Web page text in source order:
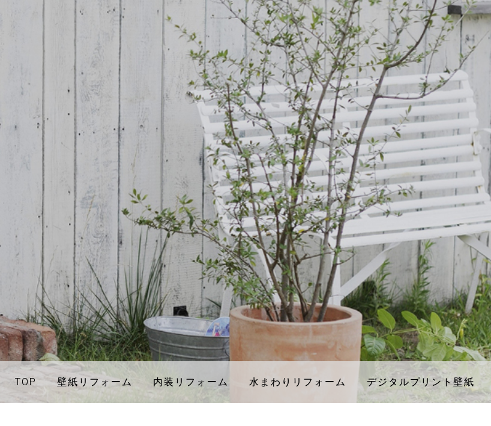
TOP 壁紙リフォーム 内装リフォーム 水まわりリフォーム デジタルプリント壁紙
TOP 壁紙リフォーム 内装リフォーム 水まわりリフォーム デジタルプリント壁紙